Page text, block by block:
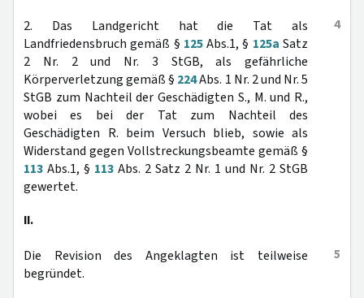
4
2. Das Landgericht hat die Tat als
Landfriedensbruch gemäß § 125Abs.1, § 125a Satz
2 Nr. 2 und Nr. 3 StGB, als gefährliche
Körperverletzung gemäß § 224Abs. 1 Nr. 2 und Nr. 5
StGB zum Nachteil der Geschädigten S., M. und R.,
wobei es bei der Tat zum Nachteil des
Geschädigten R. beim Versuch blieb, sowie als
Widerstand gegen Vollstreckungsbeamte gemäß §
113 Abs.1, § 113 Abs. 2 Satz 2 Nr. 1 und Nr. 2 StGB
gewertet.
II.
5
Die Revision des Angeklagten ist teilweise
begründet.